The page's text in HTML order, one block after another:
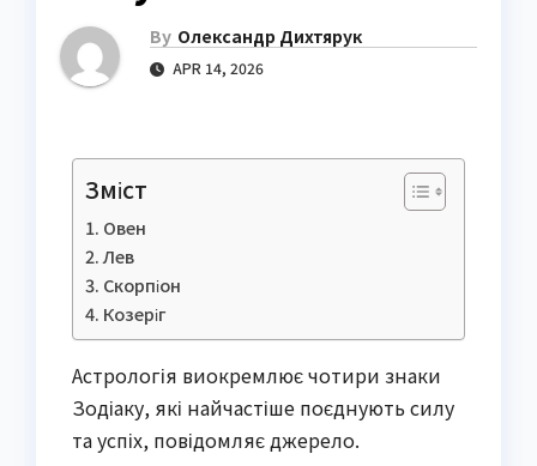
By Олександр Дихтярук
APR 14, 2026
Зміст
Овен
Лев
Скорпіон
Козеріг
Астрологія виокремлює чотири знаки
Зодіаку, які найчастіше поєднують силу
та успіх, повідомляє джерело.